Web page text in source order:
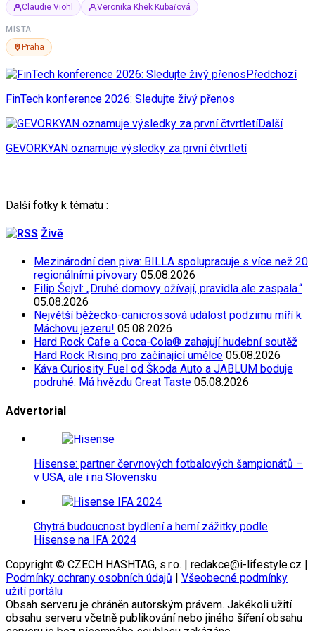
Claudie Viohl Veronika Khek Kubařová
MÍSTA
Praha
Předchozí
FinTech konference 2026: Sledujte živý přenos
Další
GEVORKYAN oznamuje výsledky za první čtvrtletí
Další fotky k tématu :
Živě
Mezinárodní den piva: BILLA spolupracuje s více než 20
regionálními pivovary 05.08.2026
Filip Šejvl: „Druhé domovy ožívají, pravidla ale zaspala.“
05.08.2026
Největší běžecko-canicrossová událost podzimu míří k
Máchovu jezeru! 05.08.2026
Hard Rock Cafe a Coca-Cola® zahajují hudební soutěž
Hard Rock Rising pro začínající umělce 05.08.2026
Káva Curiosity Fuel od Škoda Auto a JABLUM boduje
podruhé. Má hvězdu Great Taste 05.08.2026
Advertorial
Hisense: partner červnových fotbalových šampionátů –
v USA, ale i na Slovensku
Chytrá budoucnost bydlení a herní zážitky podle
Hisense na IFA 2024
Copyright © CZECH HASHTAG, s.r.o. | redakce@i-lifestyle.cz |
Podmínky ochrany osobních údajů | Všeobecné podmínky
užití portálu
Obsah serveru je chráněn autorským právem. Jakékoli užití
obsahu serveru včetně publikování nebo jiného šíření obsahu